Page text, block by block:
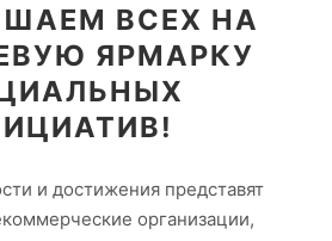
ВСЕХ НА
ЯРМАРКУ
и достижения представят
организации,